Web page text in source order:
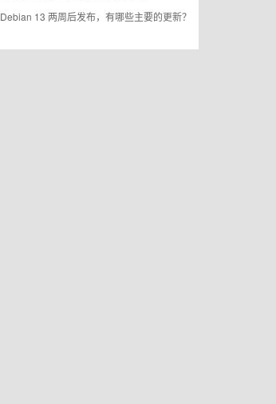
Debian 13 两周后发布，有哪些主要的更新？